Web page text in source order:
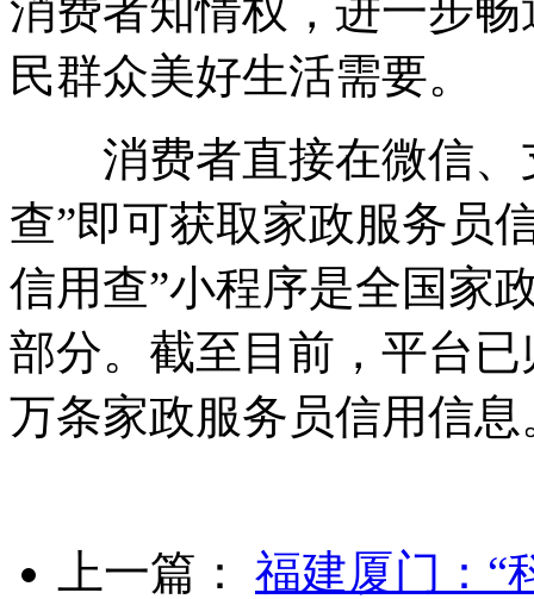
消费者知情权，进一步
民群众美好生活需要。
消费者直接在微信、
查”即可获取家政服务员
信用查”小程序是全国家
部分。截至目前，平台
万条家政服务员信用信息
上一篇： 福建厦门：“